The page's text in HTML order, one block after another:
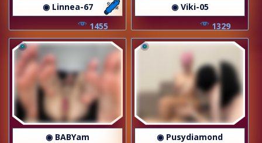
◉ Linnea-67
1455
◉ Viki-05
1329
◉ BABYam
◉ Pusydiamond